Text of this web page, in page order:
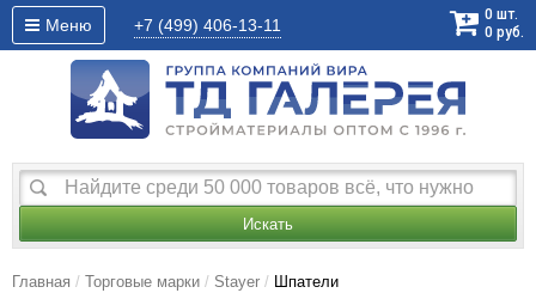
Меню +7 (499) 406-13-11
0 шт.
0 руб.
Искать
Главная Торговые марки Stayer Шпатели